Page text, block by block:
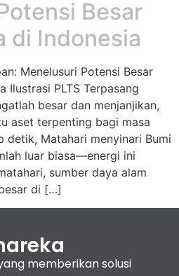
Besar
di Indonesia
Menelusuri Potensi Besar
Ilustrasi PLTS Terpasang
besar dan menjanjikan,
aset terpenting bagi masa
detik, Matahari menyinari Bumi
luar biasa—energi ini
sumber daya alam
di […]
memberikan solusi